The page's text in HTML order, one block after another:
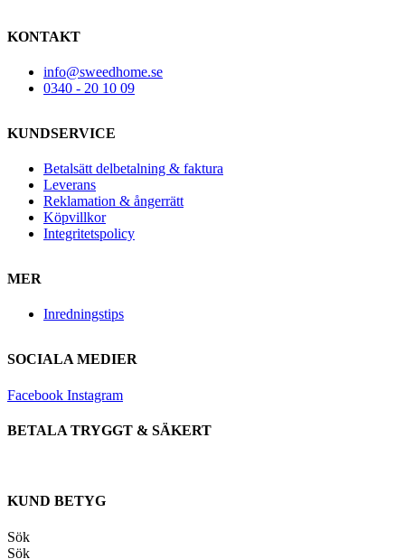
KONTAKT
info@sweedhome.se
0340 - 20 10 09
KUNDSERVICE
Betalsätt delbetalning & faktura
Leverans
Reklamation & ångerrätt
Köpvillkor
Integritetspolicy
MER
Inredningstips
SOCIALA MEDIER
Facebook Instagram
BETALA TRYGGT & SÄKERT
KUND BETYG
Sök
Sök